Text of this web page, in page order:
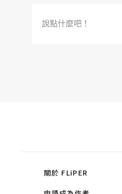
說點什麼吧！
關於 FLiPER